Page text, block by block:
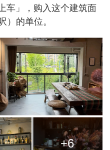
车」，购入这个建筑面
）的单位。
+6